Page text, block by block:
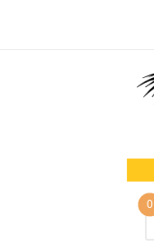
0